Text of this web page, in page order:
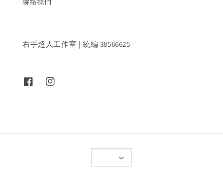
右手超人工作室 | 統編 38566625